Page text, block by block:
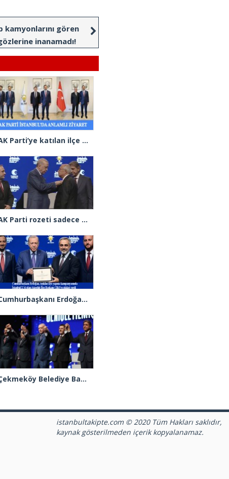
kamyonlarını gören
inanamadı!
AK Parti’ye katılan ilçe belediye başkanlarından İl Başkanı Özdemir’e ziyaret
AK Parti rozeti sadece yakaya mı takıldı, yoksa gönüle takılmadı mı?
Cumhurbaşkanı Erdoğan 2.’cilik plaketi verdiği Burak Çifci’den Ataşehir seçimlerini kazanma sözünü aldı
Çekmeköy Belediye Başkanı Orhan Çerkez AK Parti’ye katıldı
istanbultakipte.com © 2020 Tüm Hakları saklıdır,
kaynak gösterilmeden içerik kopyalanamaz.